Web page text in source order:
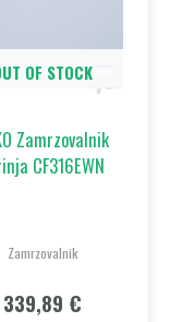
OF STOCK
Zamrzovalnik
CF316EWN
Zamrzovalnik
339,89 €